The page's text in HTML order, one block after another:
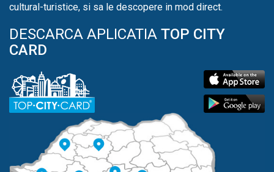
cultural-turistice, si sa le descopere in mod direct.
DESCARCA APLICATIA TOP CITY
CARD